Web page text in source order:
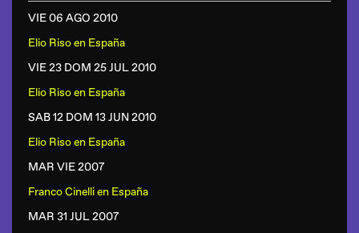
VIE 06 AGO 2010
Elio Risoen España
VIE 23 DOM 25 JUL2010
Elio Risoen España
SAB 12 DOM 13 JUN2010
Elio Risoen España
MAR VIE2007
Franco Cinellien España
MAR 31 JUL2007